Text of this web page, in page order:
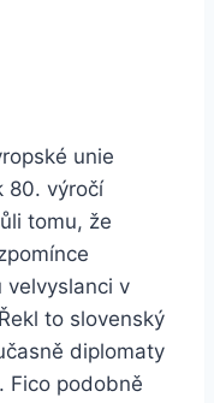
unie
80. výročí
tomu, že
velvyslanci v
to slovenský
diplomaty
Fico podobně